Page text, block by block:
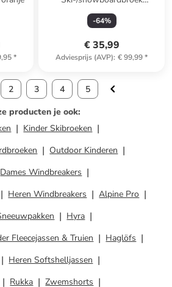
*
"Belladonny" roze
-64%
€ 35,99
Adviesprijs (AVP): € 99,99*
2 3 4
5
producten je ook:
Kinder Skibroeken
Outdoor Kinderen
Dames Windbreakers
Heren Windbreakers
Alpine Pro
Hyra
Fleecejassen & Truien
Haglöfs
Heren Softshelljassen
Rukka
Zwemshorts